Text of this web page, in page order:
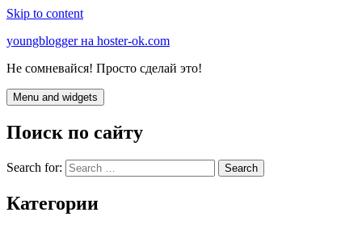
Skip to content
youngblogger на hoster-ok.com
Не сомневайся! Просто сделай это!
Menu and widgets
Поиск по сайту
Search for:
Категории